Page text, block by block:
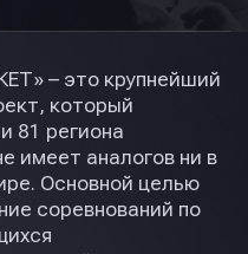
– это крупнейший
который
81 региона
имеет аналогов ни в
Основной целью
соревнований по